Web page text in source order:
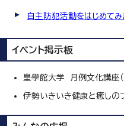
自主防犯活動をはじめてみ
イベント掲示板
皇學館大学 月例文化講座（
伊勢いきいき健康と癒しの